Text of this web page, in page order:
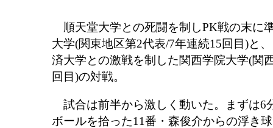
順天堂大学との死闘を制しPK戦の末に
大学(関東地区第2代表/7年連続15回目)と
済大学との激戦を制した関西学院大学(関
回目)の対戦。
試合は前半から激しく動いた。まずは6
ボールを拾った11番・森俊介からの浮き